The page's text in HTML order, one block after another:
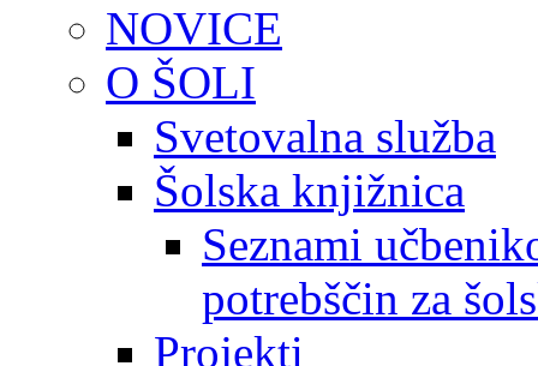
NOVICE
O ŠOLI
Svetovalna služba
Šolska knjižnica
Seznami
potrebščin za
Projekti